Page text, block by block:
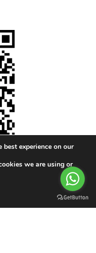
experience on our
we are using or
Menu